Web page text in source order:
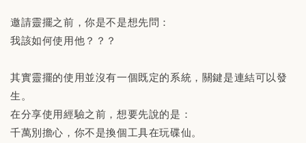
邀請靈擺之前，你是不是想先問：
我該如何使用他？？？
其實靈擺的使用並沒有一個既定的系統，關鍵是連結可以發
生。
在分享使用經驗之前，想要先說的是：
千萬別擔心，你不是換個工具在玩碟仙。